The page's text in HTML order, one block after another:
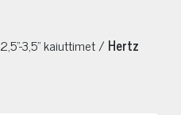
2,5"-3,5" kaiuttimet/ Hertz